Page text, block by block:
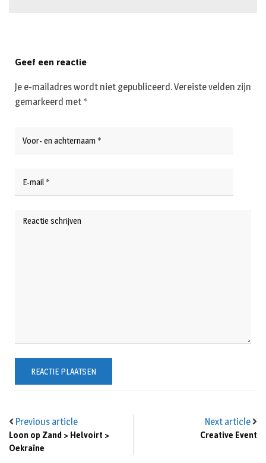
Previous article
Loon op Zand > Helvoirt >
Oekraïne
Next article
Creative Event
Geef een reactie
Je e-mailadres wordt niet gepubliceerd.Vereiste velden zijn
gemarkeerd met *